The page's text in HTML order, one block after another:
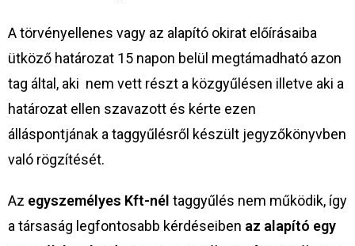
A törvényellenes vagy az alapító okirat előírásaiba
ütköző határozat 15 napon belül megtámadható azon
tag által, aki nem vett részt a közgyűlésen illetve aki a
határozat ellen szavazott és kérte ezen
álláspontjának a taggyűlésről készült jegyzőkönyvben
való rögzítését.
Az egyszemélyes Kft-nél taggyűlés nem működik, így
a társaság legfontosabb kérdéseiben az alapító egy